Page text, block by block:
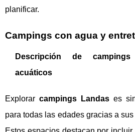
planificar.
Campings con agua y
Descripción de
acuáticos
Explorarcampings Landas es
para todas las edades gracias a sus